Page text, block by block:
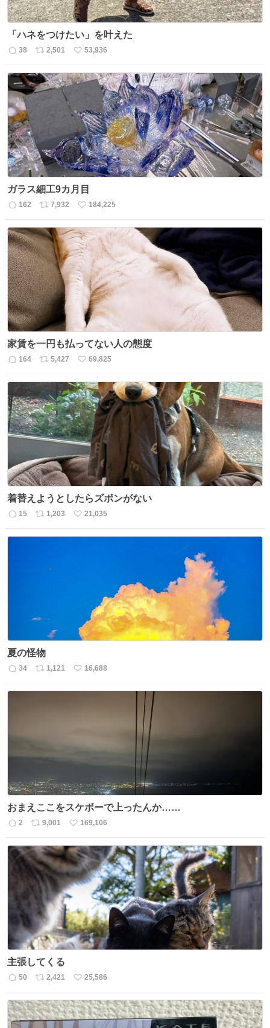
「ハネをつけたい」を叶えた
返
数
38
リ
ス
ト
2,501
い
ね
53,936
ガラス細工9カ月目
返
数
162
リ
ス
ト
数
7,932
い
ね
数
184,225
家賃を一円も払ってない人の態度
返
164
リ
ト
数
5,427
い
ね
数
69,825
着替えようとしたらズボンがない
返
15
リ
1,203
い
21,035
夏の怪物
返
34
リ
1,121
い
16,688
おまえここをスケボーで上ったんか……
返
数
2
リ
ス
ト
数
9,001
い
ね
数
169,106
主張してくる
返
数
50
リ
ス
ト
2,421
い
ね
数
25,586